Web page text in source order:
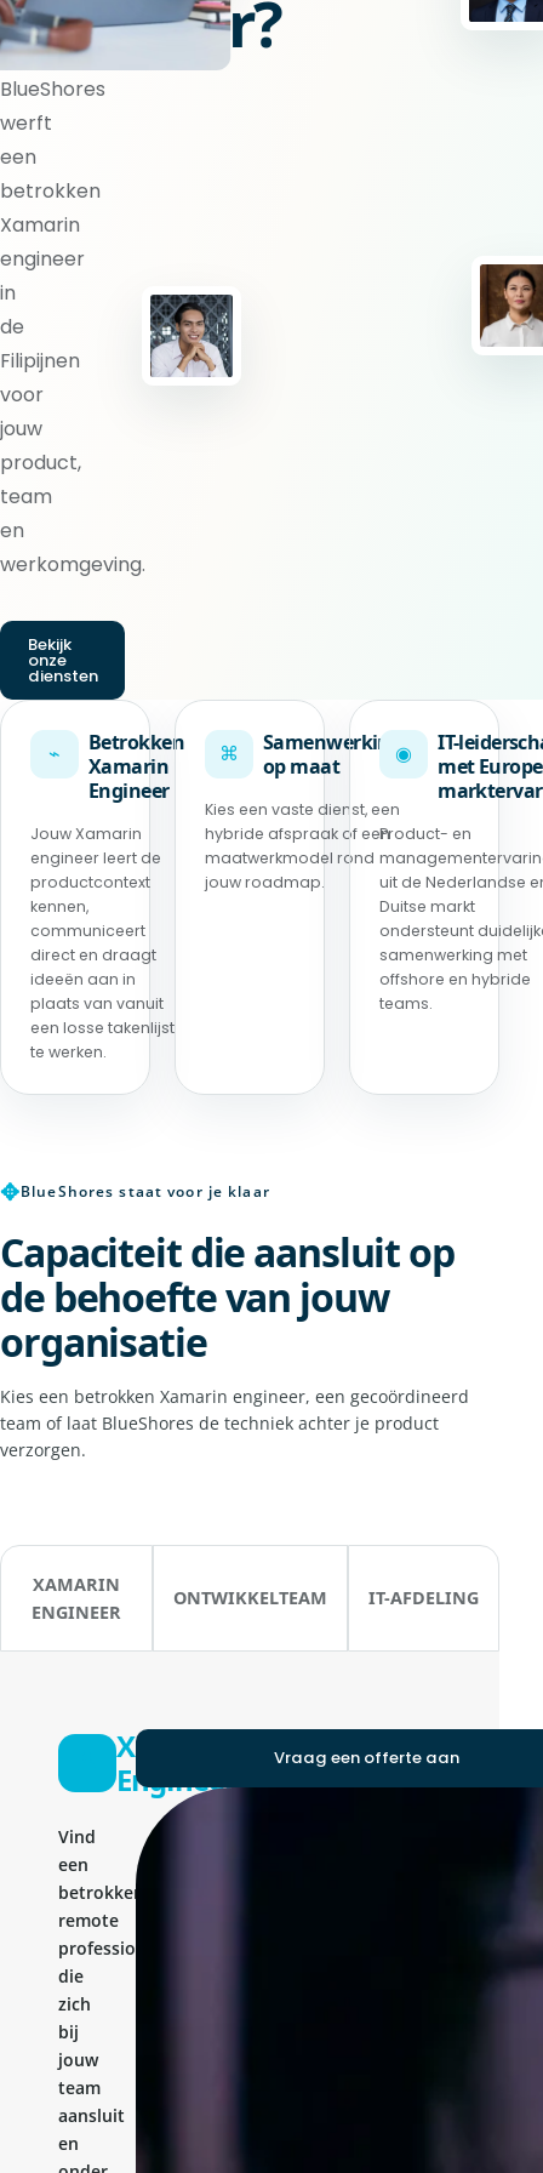
engineer?
BlueShores
werft
een
betrokken
Xamarin
engineer
in
de
Filipijnen
voor
jouw
product,
team
en
werkomgeving.
Bekijk
onze
diensten
⌁
Betrokken
Xamarin
Engineer
Jouw Xamarin
engineer leert de
productcontext
kennen,
communiceert
direct en draagt
ideeën aan in
plaats van vanuit
een losse takenlijst
te werken.
⌘
Samenwerking
op maat
Kies een vaste dienst, een
hybride afspraak of een
maatwerkmodel rond
jouw roadmap.
◉
IT-
met
Product- en
uit de Nederlandse
Duitse markt
ondersteunt
samenwerking met
offshore en hybride
teams.
✥BlueShores staat voor je klaar
Capaciteit die aansluit op
de behoefte van jouw
organisatie
Kies een betrokken Xamarin engineer, een gecoördineerd
team of laat BlueShores de techniek achter je product
verzorgen.
XAMARIN
ENGINEER
ONTWIKKELTEAM IT-AFDELING
Xamarin
Engineer
Vind
een
betrokken
remote
professional
die
zich
bij
jouw
team
aansluit
en
Vraag een offerte aan